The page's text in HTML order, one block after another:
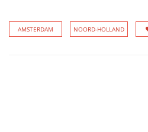
AMSTERDAM NOORD-HOLLAND